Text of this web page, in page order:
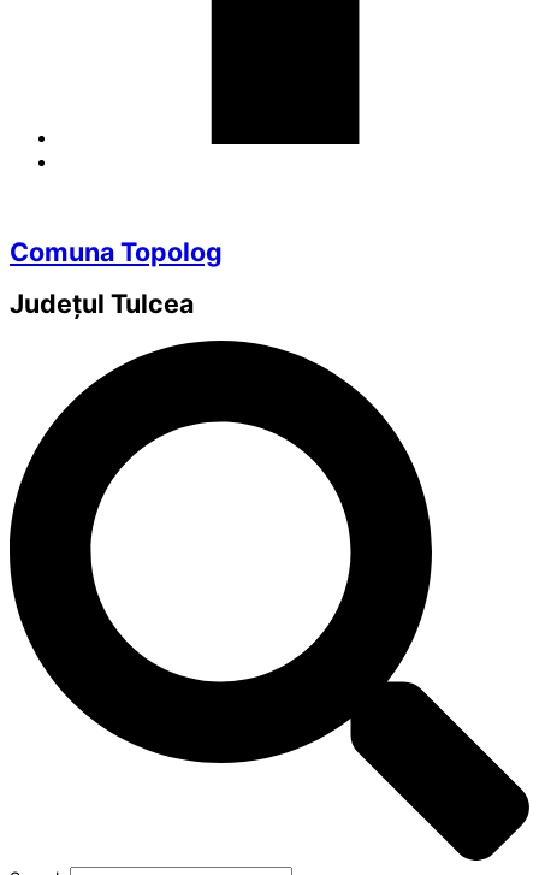
Comuna Topolog
Județul Tulcea